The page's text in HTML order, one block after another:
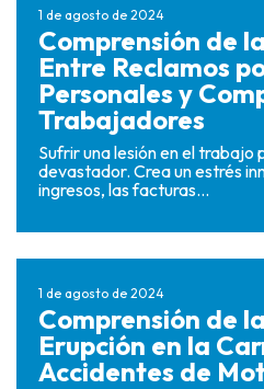
1 de agosto de 2024
Comprensión de
Entre Reclamos
Personales y
Trabajadores
Sufrir una lesión en el trabajo
devastador. Crea un estrés
ingresos, las facturas...
1 de agosto de 2024
Comprensión de
Erupción en la
Accidentes de